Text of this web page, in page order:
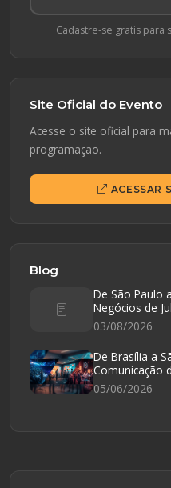
Cadastre-se gratis para
Site Oficial do Evento
Acesse o site oficial para
programação.
ACESSAR
Blog
De São Paulo
Negócios de
03/08/2026
De Brasília a
Comunicação
05/06/2026